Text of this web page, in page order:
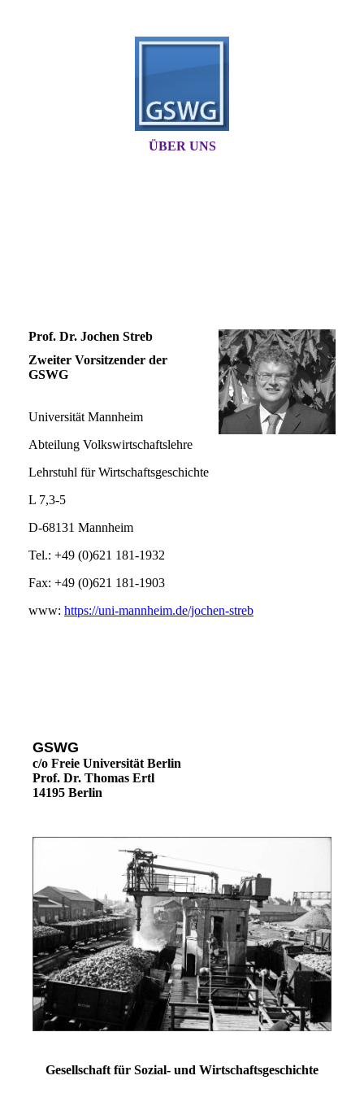
ÜBER UNS
Prof. Dr. Jochen Streb
Zweiter Vorsitzender der
GSWG
Universität Mannheim
Abteilung Volkswirtschaftslehre
Lehrstuhl für Wirtschaftsgeschichte
L 7,3-5
D-68131 Mannheim
Tel.: +49 (0)621 181-1932
Fax: +49 (0)621 181-1903
www: https://uni-mannheim.de/jochen-streb
GSWG
c/o Freie Universität Berlin
Prof. Dr. Thomas Ertl
14195 Berlin
Gesellschaft für Sozial- und Wirtschaftsgeschichte